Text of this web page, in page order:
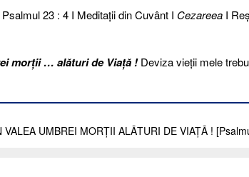
23 : 4 I Meditaţii din Cuvânt I CezareeaI
morții … alături de Viață !Deviza vieții mele